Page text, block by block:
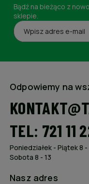
Bądź na bieżąco z
sklepie.
Odpowiemy na
TEL: 721 11
Poniedziałek - Piątek 8 -
Sobota 8 - 13
Nasz adres